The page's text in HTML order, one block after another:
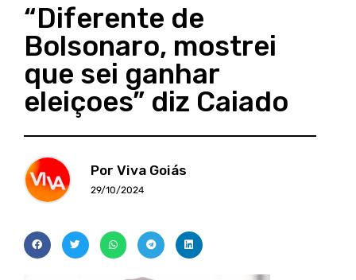
“Diferente de
Bolsonaro, mostrei
que sei ganhar
eleiçoes” diz Caiado
Por Viva Goiás
29/10/2024